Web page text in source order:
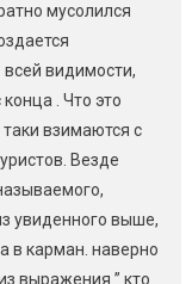
мусолился
всей видимости,
. Что это
взимаются с
Везде
увиденного выше,
в карман. наверно
выражения ” кто